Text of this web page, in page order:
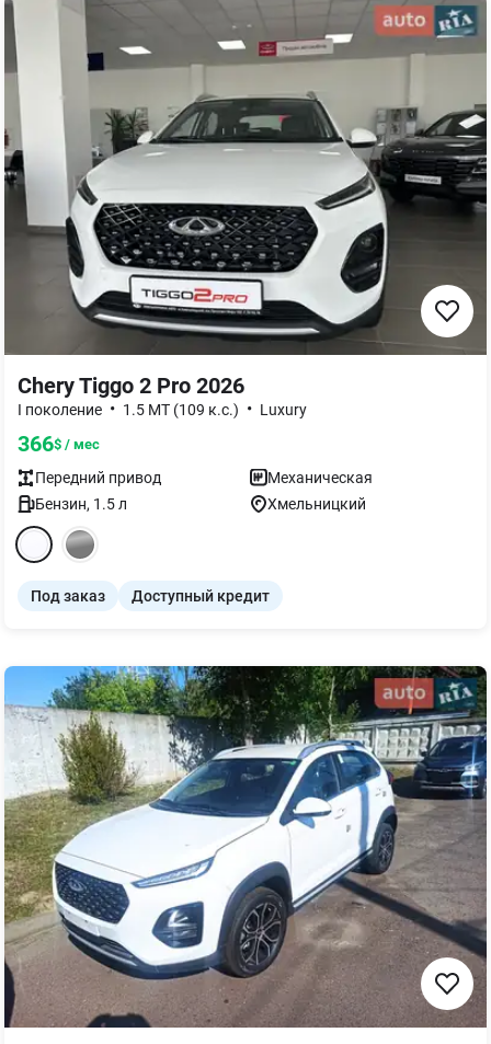
Chery Tiggo 2 Pro 2026
I поколение • 1.5 MT (109 к.с.) • Luxury
366$ / мес
Передний привод
Механическая
Бензин, 1.5л Хмельницкий
Под заказ Доступный кредит